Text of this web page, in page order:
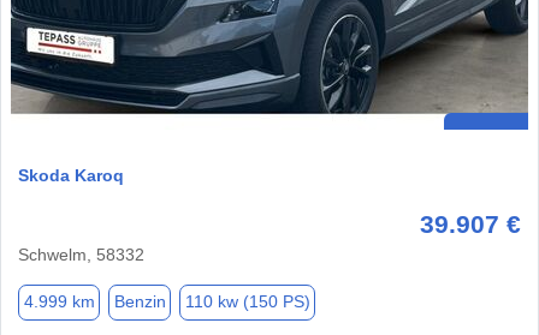
Skoda Karoq
39.907 €
Schwelm, 58332
4.999 km Benzin 110 kw (150 PS)